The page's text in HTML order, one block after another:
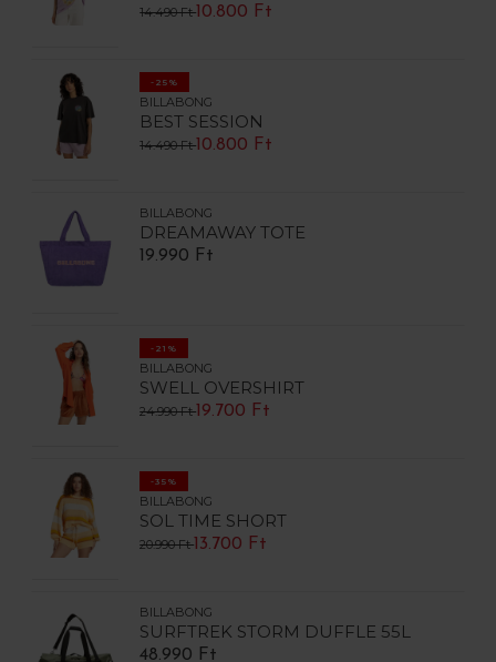
14.490 Ft 10.800 Ft
-25%
BILLABONG
BEST SESSION
14.490 Ft 10.800 Ft
BILLABONG
DREAMAWAY TOTE
19.990 Ft
-21%
BILLABONG
SWELL OVERSHIRT
24.990 Ft 19.700 Ft
-35%
BILLABONG
SOL TIME SHORT
20.990 Ft 13.700 Ft
BILLABONG
SURFTREK STORM DUFFLE 55L
48.990 Ft